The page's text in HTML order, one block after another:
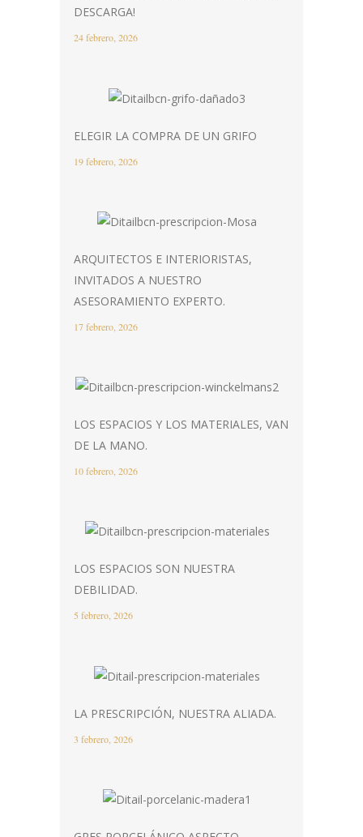
DESCARGA!
24 febrero, 2026
ELEGIR LA COMPRA DE UN GRIFO
19 febrero, 2026
ARQUITECTOS E INTERIORISTAS,
INVITADOS A NUESTRO
ASESORAMIENTO EXPERTO.
17 febrero, 2026
LOS ESPACIOS Y LOS MATERIALES, VAN
DE LA MANO.
10 febrero, 2026
LOS ESPACIOS SON NUESTRA
DEBILIDAD.
5 febrero, 2026
LA PRESCRIPCIÓN, NUESTRA ALIADA.
3 febrero, 2026